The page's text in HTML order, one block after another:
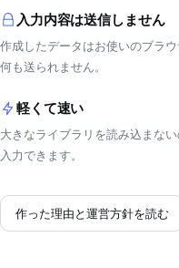
入力内容は送信しません
作成したデータはお使いのブラ
何も送られません。
軽くて速い
大きなライブラリを読み込まな
入力できます。
作った理由と運営方針を読む